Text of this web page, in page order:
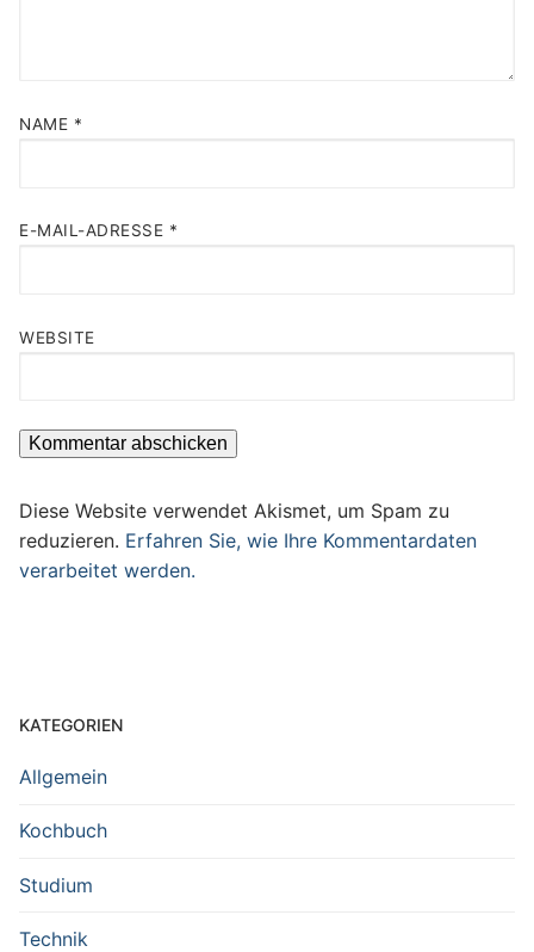
NAME *
E-MAIL-ADRESSE *
WEBSITE
Diese Website verwendet Akismet, um Spam zu
reduzieren. Erfahren Sie, wie Ihre Kommentardaten
verarbeitet werden.
KATEGORIEN
Allgemein
Kochbuch
Studium
Technik